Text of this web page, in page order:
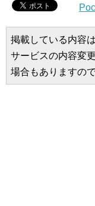
掲載している内容
サービスの内容変
場合もありますの